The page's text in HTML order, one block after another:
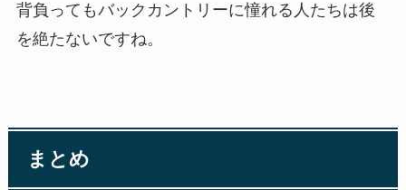
背負ってもバックカントリーに憧れる人たちは後
を絶たないですね。
まとめ